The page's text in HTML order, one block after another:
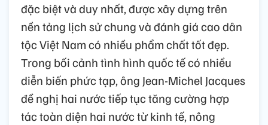
đặc biệt và duy nhất, được xây dựng trên
nền tảng lịch sử chung và đánh giá cao dân
tộc Việt Nam có nhiều phẩm chất tốt đẹp.
Trong bối cảnh tình hình quốc tế có nhiều
diễn biến phức tạp, ông Jean-Michel Jacques
đề nghị hai nước tiếp tục tăng cường hợp
tác toàn diện hai nước từ kinh tế, nông